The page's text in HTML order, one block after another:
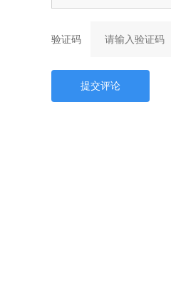
验证码
提交评论